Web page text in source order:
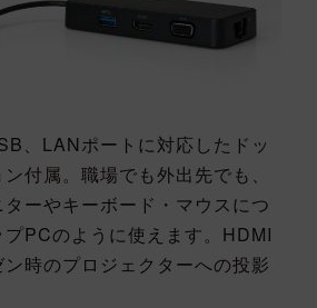
、LANポートに対応したドッ
付属。職場でも外出先でも、
ーやキーボード・マウスにつ
PCのように使えます。HDMI
時のプロジェクターへの投影